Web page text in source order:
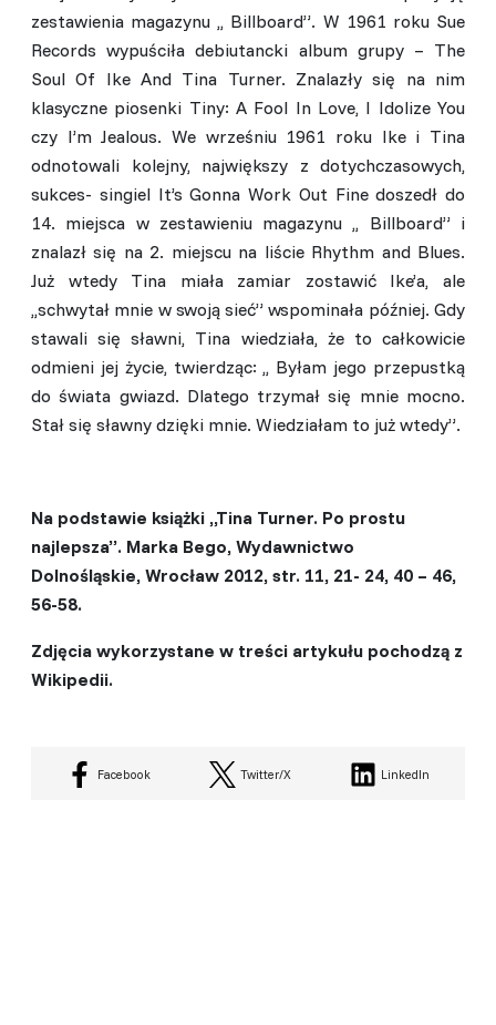
zestawienia magazynu ,, Billboard”. W 1961 roku Sue
Records wypuściła debiutancki album grupy – The
Soul Of Ike And Tina Turner. Znalazły się na nim
klasyczne piosenki Tiny: A Fool In Love, I Idolize You
czy I’m Jealous. We wrześniu 1961 roku Ike i Tina
odnotowali kolejny, największy z dotychczasowych,
sukces- singiel It’s Gonna Work Out Fine doszedł do
14. miejsca w zestawieniu magazynu ,, Billboard” i
znalazł się na 2. miejscu na liście Rhythm and Blues.
Już wtedy Tina miała zamiar zostawić Ike’a, ale
,,schwytał mnie w swoją sieć” wspominała później. Gdy
stawali się sławni, Tina wiedziała, że to całkowicie
odmieni jej życie, twierdząc: ,, Byłam jego przepustką
do świata gwiazd. Dlatego trzymał się mnie mocno.
Stał się sławny dzięki mnie. Wiedziałam to już wtedy”.
Na podstawie książki ,,Tina Turner. Po prostu
najlepsza”. Marka Bego, Wydawnictwo
Dolnośląskie, Wrocław 2012, str. 11, 21- 24, 40 – 46,
56-58.
Zdjęcia wykorzystane w treści artykułu pochodzą z
Wikipedii.
Facebook Twitter/X LinkedIn